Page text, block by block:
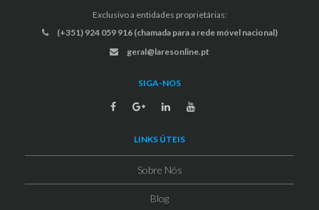
Exclusivo a entidades proprietárias:
(+351) 924 059 916 (chamada para a rede móvel nacional)
geral@laresonline.pt
SIGA-NOS
LINKS ÚTEIS
Sobre Nós
Blog